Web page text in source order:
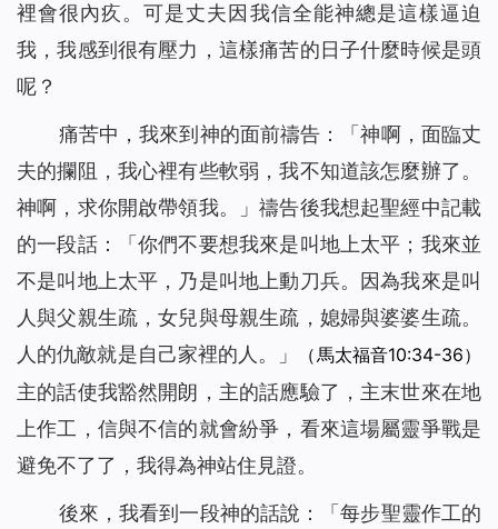
裡會很內疚。可是丈夫因我信全能神總是這樣逼迫
我，我感到很有壓力，這樣痛苦的日子什麼時候是頭
呢？
痛苦中，我來到神的面前禱告：「神啊，面臨丈
夫的攔阻，我心裡有些軟弱，我不知道該怎麼辦了。
神啊，求你開啟帶領我。」禱告後我想起聖經中記載
的一段話：「你們不要想我來是叫地上太平；我來並
不是叫地上太平，乃是叫地上動刀兵。因為我來是叫
人與父親生疏，女兒與母親生疏，媳婦與婆婆生疏。
人的仇敵就是自己家裡的人。
」 （馬太福音10:34-36）
主的話使我豁然開朗，主的話應驗了，主末世來在地
上作工，信與不信的就會紛爭，看來這場屬靈爭戰是
避免不了了，我得為神站住見證。
後來，我看到一段神的話說：「每步聖靈作工的